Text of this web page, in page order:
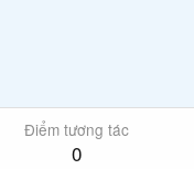
Điểm tương tác
0